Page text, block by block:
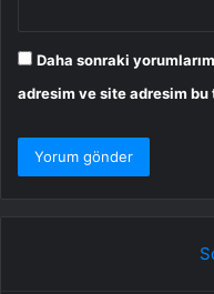
Daha sonraki
adresim ve site adresim bu